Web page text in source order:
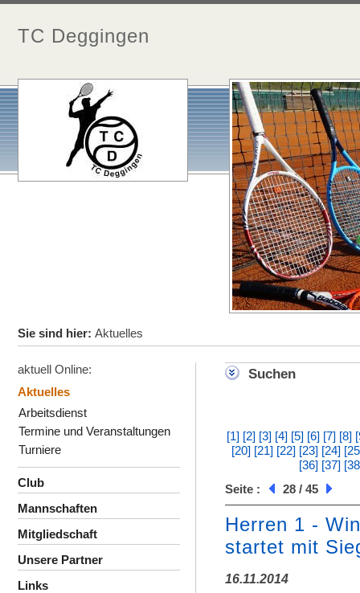
TC Deggingen
Sie sind hier: Aktuelles
aktuell Online:
Aktuelles
Arbeitsdienst
Termine und Veranstaltungen
Turniere
Club
Mannschaften
Mitgliedschaft
Unsere Partner
Links
Suchen
[1] [2] [3] [4] [5] [6] [7] [8]
[20] [21] [22] [23] [24]
[36] [37]
Seite :
28 / 45
Herren 1 -
startet mit
16.11.2014